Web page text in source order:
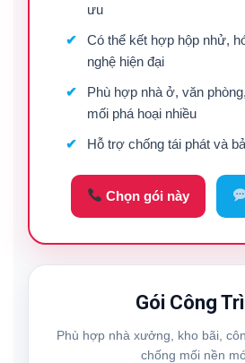
ưu
Có thể kết hợp hộp nhử,
nghệ hiện đại
Phù hợp nhà ở, văn
mối phá hoại nhiều
Hỗ trợ chống tái phát và
Chọn gói này
Gói Công
Phù hợp nhà xưởng, kho bãi,
chống mối nền